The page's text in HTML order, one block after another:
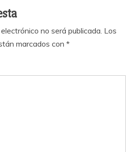
no será publicada. Los
marcados con *